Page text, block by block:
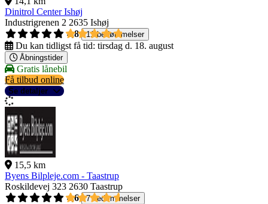
Dinitrol Center Ishøj
Industrigrenen 2 2635 Ishøj
4,8
11 bedømmelser
Du kan tidligst få tid: tirsdag d. 18. august
Åbningstider
Gratis lånebil
Få tilbud online
Se detaljer
15,5 km
Byens Bilpleje.com - Taastrup
Roskildevej 323 2630 Taastrup
4,6
7 bedømmelser